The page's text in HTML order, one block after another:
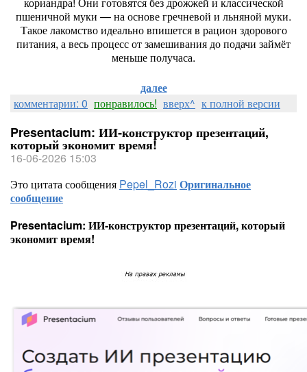
пшеничной муки — наосновегречневой и льняной муки.
Такоелакомствоидеальновпишетсяв рацион здорового
питания, авесьпроцессотзамешиваниядоподачи займёт
меньшеполучаса.
далее
комментарии: 0 понравилось! вверх^ к полной версии
Presentacium: ИИ‑конструктор презентаций,
который экономит время!
16-06-2026 15:03
Это цитата сообщения Pepel_Rozi Оригинальное
сообщение
Presentacium: ИИ‑конструктор презентаций, который
экономит время!